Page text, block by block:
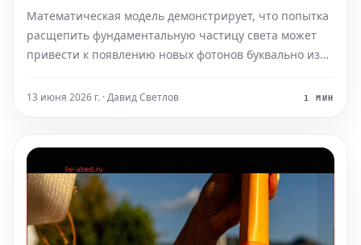
Математическая модель демонстрирует, что попытка
расщепить фундаментальную частицу света может
привести к появлению новых фотонов буквально из
13 июня 2026 г. · Давид Светлов 1 МИН